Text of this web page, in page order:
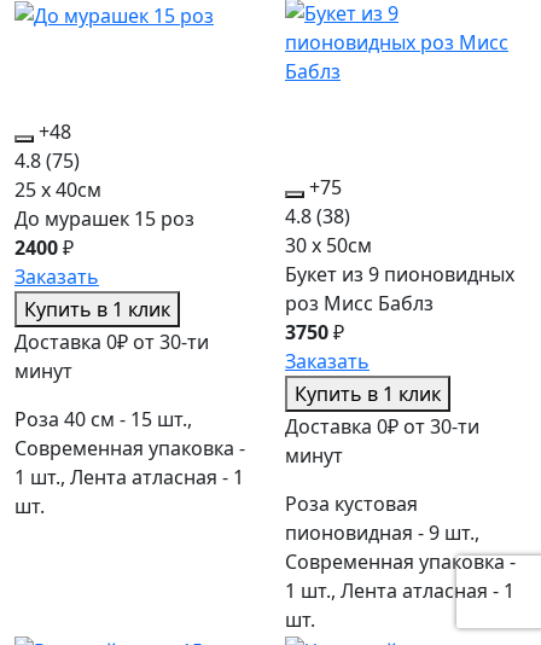
+48
4.8(75)
25 x 40см
До мурашек 15 роз
2400₽
Заказать
Купить в 1 клик
Доставка 0₽ от 30-ти
минут
Роза 40 см - 15 шт.,
Современная упаковка -
1 шт., Лента атласная - 1
шт.
+75
4.8(38)
30 x 50см
Букет из 9 пионовидных
роз Мисс Баблз
3750₽
Заказать
Купить в 1 клик
Доставка 0₽ от 30-ти
минут
Роза кустовая
пионовидная - 9 шт.,
Современная упаковка -
1 шт., Лента атласная - 1
шт.